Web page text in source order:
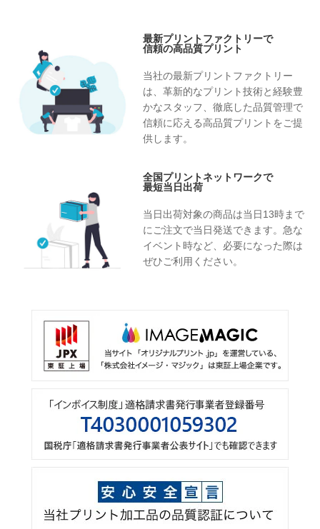
最新プリントファクトリーで
信頼の高品質プリント
当社の最新プリントファクトリー
は、革新的なプリント技術と経験豊
かなスタッフ、徹底した品質管理で
信頼に応える高品質プリントをご提
供します。
全国プリントネットワークで
最短当日出荷
当日出荷対象の商品は当日13時まで
にご注文で当日発送できます。急な
イベント時など、必要になった際は
ぜひご利用ください。